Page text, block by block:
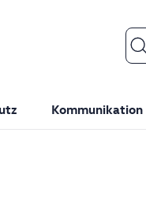
Kommunikation